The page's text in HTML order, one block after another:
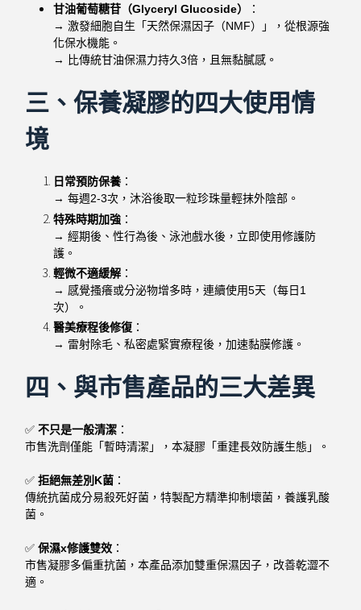
甘油葡萄糖苷（Glyceryl Glucoside）
：
→ 激發細胞自生「天然保濕因子（NMF）」，從根源強
化保水機能。
→ 比傳統甘油保濕力持久3倍，且無黏膩感。
三、保養凝膠的四大使用情
境
日常預防保養 ：
→ 每週2-3次，沐浴後取一粒珍珠量輕抹外陰部。
特殊時期加強 ：
→ 經期後、性行為後、泳池戲水後，立即使用修護防
護。
輕微不適緩解 ：
→ 感覺搔癢或分泌物增多時，連續使用5天（每日1
次）。
醫美療程後修復 ：
→ 雷射除毛、私密處緊實療程後，加速黏膜修護。
四、與市售產品的三大差異
✅不只是一般清潔 ：
市售洗劑僅能「暫時清潔」，本凝膠「重建長效防護生態」。
✅拒絕無差別K菌 ：
傳統抗菌成分易殺死好菌，特製配方精準抑制壞菌，養護乳酸
菌。
✅保濕x修護雙效 ：
市售凝膠多偏重抗菌，本產品添加雙重保濕因子，改善乾澀不
適。